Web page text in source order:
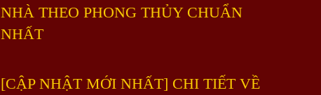
NHÀ THEO PHONG THỦY CHUẨN
NHẤT
[CẬP NHẬT MỚI NHẤT] CHI TIẾT VỀ